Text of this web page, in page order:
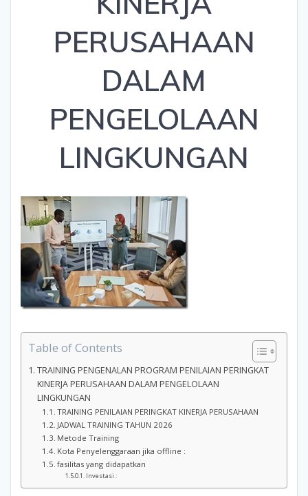
PERUSAHAAN
DALAM
PENGELOLAAN
LINGKUNGAN
Table of Contents
TRAINING PENGENALAN PROGRAM PENILAIAN PERINGKAT
KINERJA PERUSAHAAN DALAM PENGELOLAAN
LINGKUNGAN
TRAINING PENILAIAN PERINGKAT KINERJA PERUSAHAAN
JADWAL TRAINING TAHUN 2026
Metode Training
Kota Penyelenggaraan jika offline :
fasilitas yang didapatkan
Investasi :